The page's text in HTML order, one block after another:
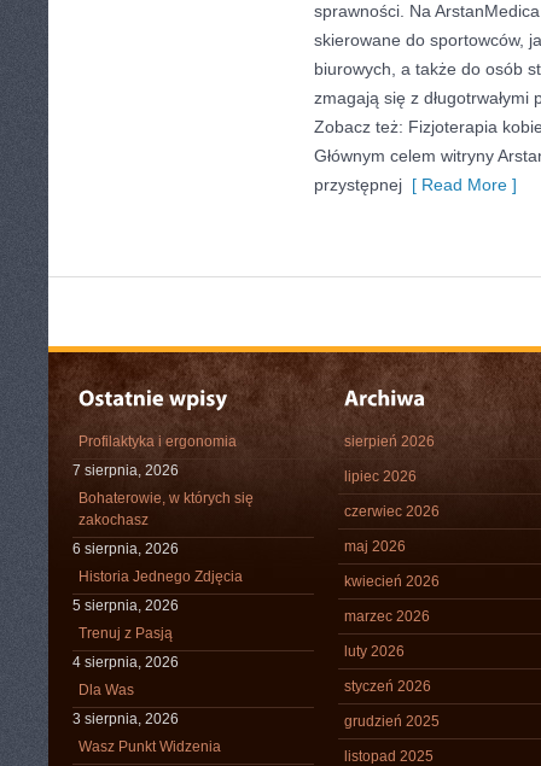
sprawności. Na
skierowane do sportowców,
biurowych, a także do osób
zmagają się z
Zobacz też: Fizjoterapia
Głównym celem witryny
przystępnej [ Read More ]
Profilaktyka i ergonomia
7 sierpnia, 2026
Bohaterowie, w których się
zakochasz
6 sierpnia, 2026
Historia Jednego Zdjęcia
5 sierpnia, 2026
Trenuj z Pasją
4 sierpnia, 2026
Dla Was
3 sierpnia, 2026
Wasz Punkt Widzenia
sierpień 2026
lipiec 2026
czerwiec 2026
maj 2026
kwiecień 2026
marzec 2026
luty 2026
styczeń 2026
grudzień 2025
listopad 2025